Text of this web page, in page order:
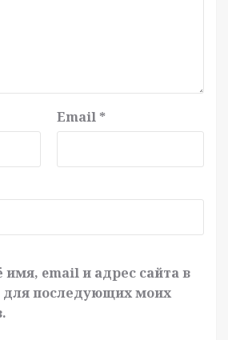
Email *
имя, email и адрес сайта в
для последующих моих